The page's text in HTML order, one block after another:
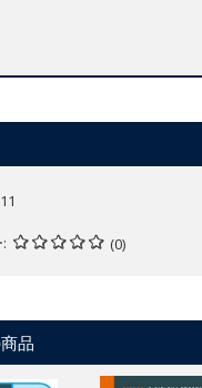
understand
potential with
of Knowledge is
(0)
品